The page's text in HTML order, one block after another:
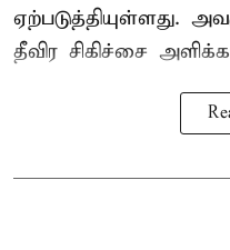
ஏற்படுத்தியுள்ளது.
தீவிர சிகிச்சை